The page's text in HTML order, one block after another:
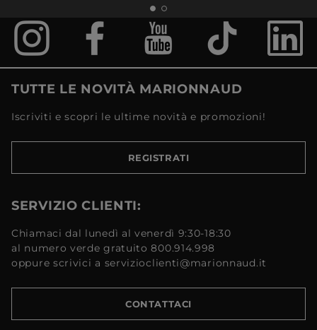
TUTTE LE NOVITÀ MARIONNAUD
Iscriviti e scopri le ultime novità e promozioni!
REGISTRATI
SERVIZIO CLIENTI:
Chiamaci dal lunedì al venerdì 9:30-18:30
al numero verde gratuito 800.914.998
oppure scrivici a servizioclienti@marionnaud.it
CONTATTACI